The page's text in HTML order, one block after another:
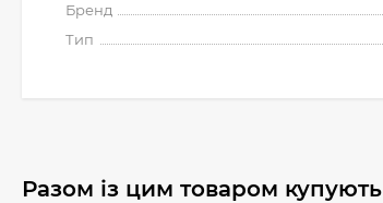
Бренд
Тип
Разом із цим товаром купують